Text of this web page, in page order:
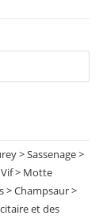
> Sassenage >
> Motte
> Champsaur >
et des